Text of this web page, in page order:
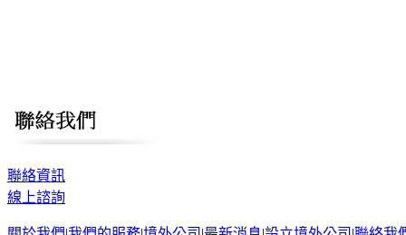
聯絡資訊
線上諮詢